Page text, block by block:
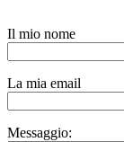
Il mio nome
La mia email
Messaggio: